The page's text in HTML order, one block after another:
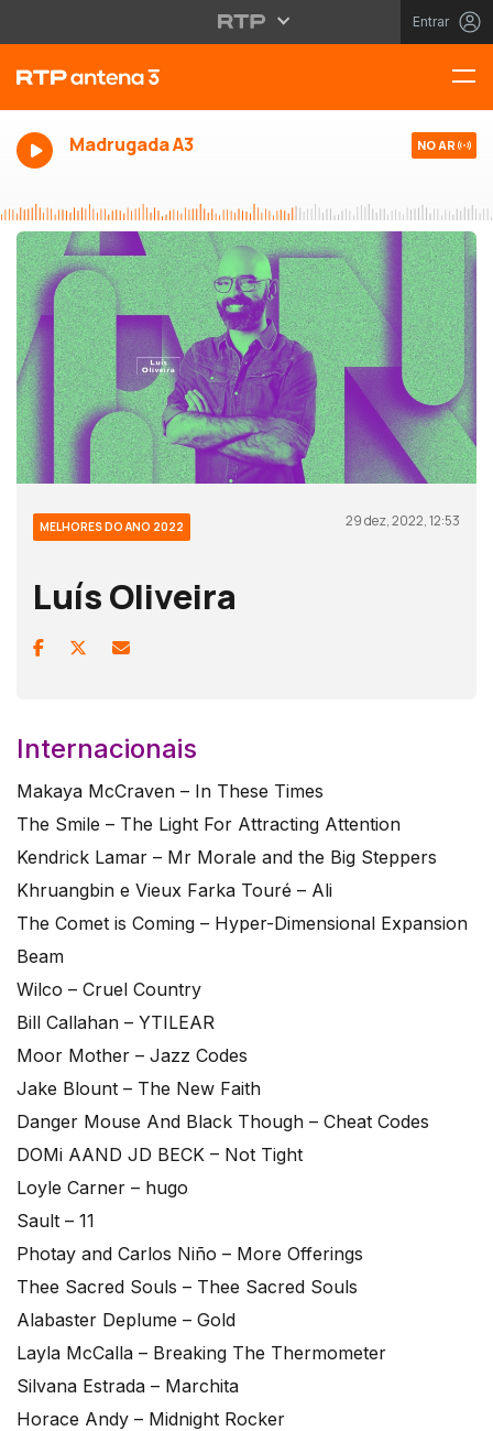
Entrar
Madrugada A3 NO AR
MELHORES DO ANO 2022 29 dez, 2022, 12:53
Luís Oliveira
Internacionais
Makaya McCraven – In These Times
The Smile – The Light For Attracting Attention
Kendrick Lamar – Mr Morale and the Big Steppers
Khruangbin e Vieux Farka Touré – Ali
The Comet is Coming – Hyper-Dimensional Expansion
Beam
Wilco – Cruel Country
Bill Callahan – YTILEAR
Moor Mother – Jazz Codes
Jake Blount – The New Faith
Danger Mouse And Black Though – Cheat Codes
DOMi AAND JD BECK – Not Tight
Loyle Carner – hugo
Sault – 11
Photay and Carlos Niño – More Offerings
Thee Sacred Souls – Thee Sacred Souls
Alabaster Deplume – Gold
Layla McCalla – Breaking The Thermometer
Silvana Estrada – Marchita
Horace Andy – Midnight Rocker